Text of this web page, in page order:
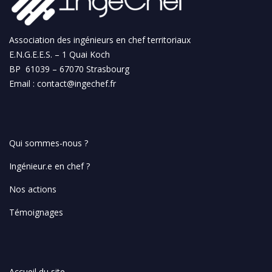
n
n
el
Association des ingénieurs en chef territoriaux
E.N.G.E.E.S. – 1 Quai Koch
BP 61039 – 67070 Strasbourg
Email : contact@ingechef.fr
Qui sommes-nous ?
Ingénieur.e en chef ?
Nos actions
Témoignages